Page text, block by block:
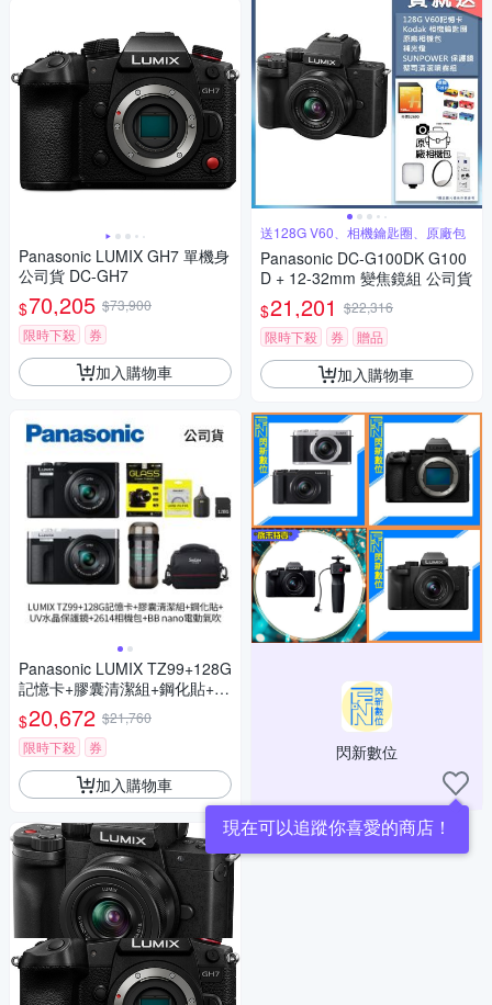
Panasonic LUMIX GH7 單機身
公司貨 DC-GH7
$70,205 $73,900
限時下殺
券
加入購物車
Panasonic LUMIX TZ99+128G
記憶卡+膠囊清潔組+鋼化貼+水
晶保護鏡+2614相機包+NITEC
ORE BB nano 迷你電動氣吹
(公司貨)
$20,672 $21,760
限時下殺
券
加入購物車
送128G V60、相機鑰匙圈、原廠包
Panasonic DC-G100DK G100
D + 12-32mm 變焦鏡組 公司貨
$21,201 $22,316
限時下殺
券 贈品
加入購物車
閃新數位
現在可以追蹤你喜愛的商店！